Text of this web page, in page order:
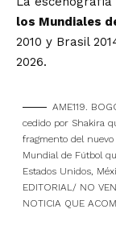
los Mundiales
2010 y Brasil
2026.
AME119.
cedido por Shakira
fragmento del nuevo
Mundial de Fútbol
Estados Unidos,
EDITORIAL/ NO
NOTICIA QUE